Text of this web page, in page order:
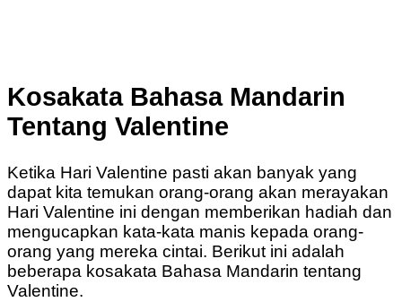
Kosakata Bahasa Mandarin
Tentang Valentine
Ketika Hari Valentine pasti akan banyak yang
dapat kita temukan orang-orang akan merayakan
Hari Valentine ini dengan memberikan hadiah dan
mengucapkan kata-kata manis kepada orang-
orang yang mereka cintai. Berikut ini adalah
beberapa kosakata Bahasa Mandarin tentang
Valentine.